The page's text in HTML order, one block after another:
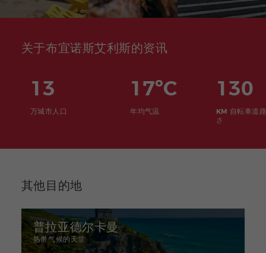
关于布宜诺斯艾利斯的资讯
13
万城市人口
17ºC
年均气温
130
KM 自転車道
さ
其他目的地
普拉亚德尔卡曼
热带气候的天堂